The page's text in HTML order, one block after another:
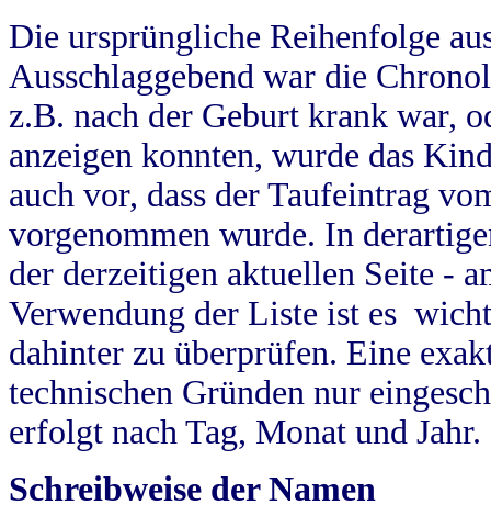
Die ursprüngliche Reihenfolge
Ausschlaggebend war die
z.B. nach der Geburt krank war,
anzeigen konnten, wurde das
auch vor, dass der Taufeintrag
vorgenommen wurde. In
der derzeitigen aktuellen Seite -
Verwendung der Liste ist es
dahinter zu überprüfen. Eine
technischen Gründen nur
erfolgt nach Tag, Monat und Jahr.
Schreibweise der Namen